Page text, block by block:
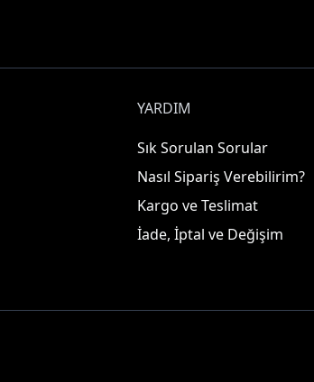
YARDIM
Sık Sorulan Sorular
Nasıl Sipariş Verebilirim?
Kargo ve Teslimat
İade, İptal ve Değişim